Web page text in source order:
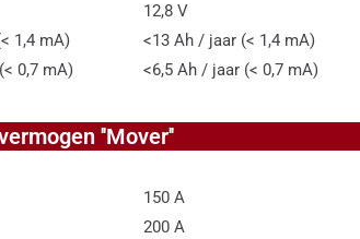
1,4 mA)
0,7 mA)
12,8 V
<13 Ah / jaar (< 1,4 mA)
<6,5 Ah / jaar (< 0,7 mA)
''Mover''
150 A
200 A